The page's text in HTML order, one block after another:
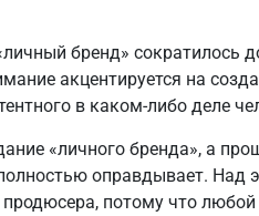
бренд» сократилось
акцентируется на
в каком-либо деле
«личного бренда», а
оправдывает. Над
потому что любой